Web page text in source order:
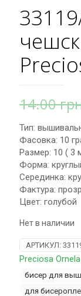
14.00
Тип:
Фасовка: 10
Размер: 10 ( 3
Форма:
Серединка:
Фактура:
Цвет: голубой
Нет в наличии
АРТИКУЛ:
Preciosa Ornela
бисер для
для